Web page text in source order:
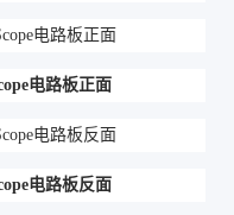
电路板正面
电路板反面